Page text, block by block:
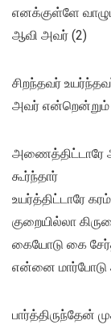
எனக்குள்ளே
ஆவி அவர் (2)
சிறந்தவர்
அவர்
அணைத்திட்டாரே
கூர்ந்தார்
உயர்த்திட்டாரே கரம்
குறையில்லா
கையோடு கை
என்னை மார்போடு
பார்த்திருந்தேன்